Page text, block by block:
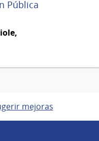
Pública
mejoras